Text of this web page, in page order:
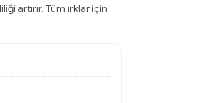
artırır. Tüm ırklar için